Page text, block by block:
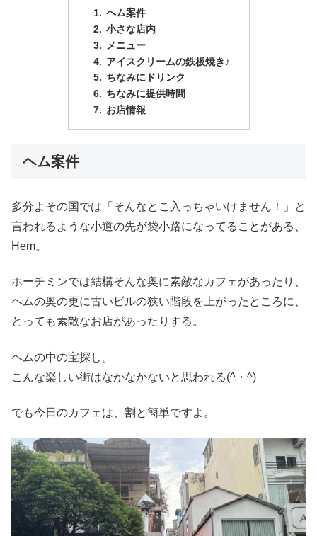
ヘム案件
小さな店内
メニュー
アイスクリームの鉄板焼き♪
ちなみにドリンク
ちなみに提供時間
お店情報
ヘム案件
多分よその国では「そんなとこ入っちゃいけません！」と
言われるような小道の先が袋小路になってることがある、
Hem。
ホーチミンでは結構そんな奥に素敵なカフェがあったり、
ヘムの奥の更に古いビルの狭い階段を上がったところに、
とっても素敵なお店があったりする。
ヘムの中の宝探し。
こんな楽しい街はなかなかないと思われる(^・^)
でも今日のカフェは、割と簡単ですよ。